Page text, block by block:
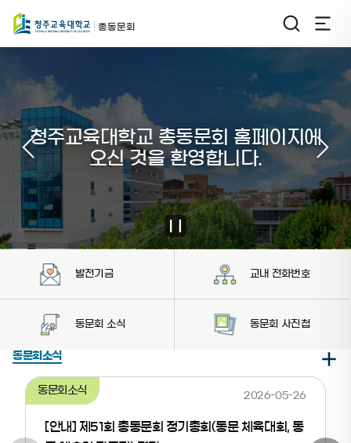
총동문회
청주교육대학교 총동문회 홈페이지에
오신 것을 환영합니다.
청주교육대학교 총동문회 홈페이지에
오신 것을 환영합니다.
청주교육대학교 총동문회 홈페이지에
오신 것을 환영합니다.
청주교육대학교 총동문회 홈페이지에
오신 것을 환영합니다.
청주교육대학교 총동문회 홈페이지에
오신 것을 환영합니다.
청주교육대학교 총동문회 홈페이지에
오신 것을 환영합니다.
발전기금 교내 전화번호
동문회 소식 동문회 사진첩
동문회소식
동문회소식
[안내] 제51회 총동문회 정기총회(동문 체육대회, 동
2026-05-26